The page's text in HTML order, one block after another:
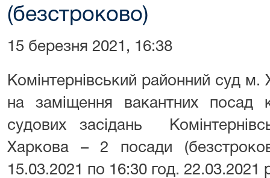
(безстроково)
15 березня 2021, 16:38
Комінтернівський районний суд
на заміщення вакантних посад
судових засідань
Харкова – 2 посади
15.03.2021 по 16:30 год. 22.03.2021